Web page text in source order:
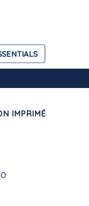
IMPRIMÉ